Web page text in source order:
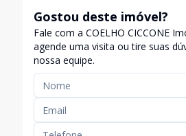
Gostou deste imóvel?
Fale com a COELHO CICCONE
agende uma visita ou tire suas
nossa equipe.